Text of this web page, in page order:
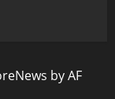
by AF